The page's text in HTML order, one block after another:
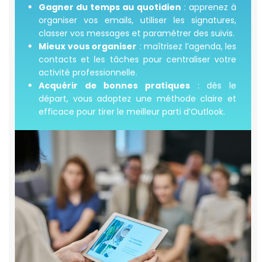
Gagner du temps au quotidien : apprenez à
organiser vos emails, utiliser les signatures,
classer vos messages et paramétrer des suivis.
Mieux vous organiser : maîtrisez l’agenda, les
contacts et les tâches pour centraliser votre
activité professionnelle.
Acquérir de bonnes pratiques : dès le
départ, vous adoptez une méthode claire et
efficace pour tirer le meilleur parti d’Outlook.